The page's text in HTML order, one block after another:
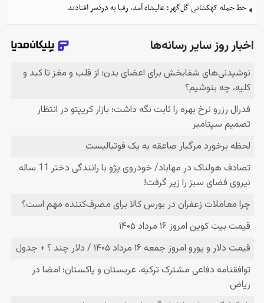
خط حمله کهکشانی گل‌گهر؛ عالیشاه آمد، رقبا به دردسر افتادند